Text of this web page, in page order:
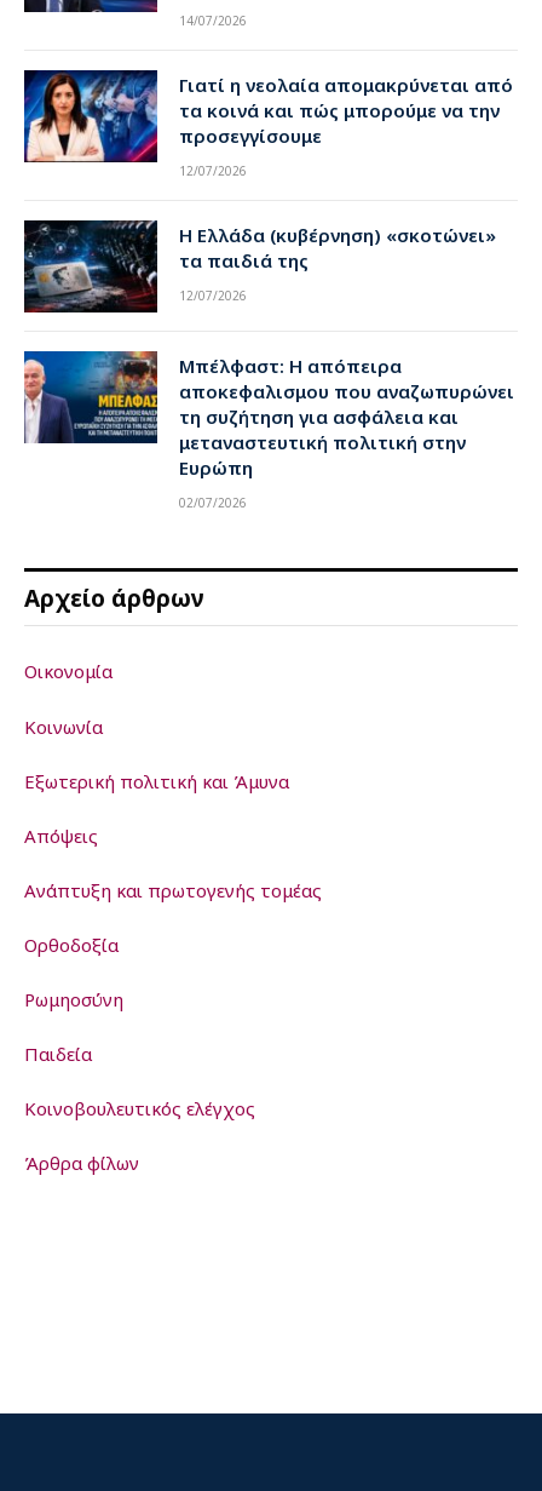
14/07/2026
Γιατί η νεολαία απομακρύνεται από
τα κοινά και πώς μπορούμε να την
προσεγγίσουμε
12/07/2026
Η Ελλάδα (κυβέρνηση) «σκοτώνει»
τα παιδιά της
12/07/2026
Μπέλφαστ: Η απόπειρα
αποκεφαλισμου που αναζωπυρώνει
τη συζήτηση για ασφάλεια και
μεταναστευτική πολιτική στην
Ευρώπη
02/07/2026
Αρχείο άρθρων
Οικονομία
Κοινωνία
Εξωτερική πολιτική και Άμυνα
Απόψεις
Ανάπτυξη και πρωτογενής τομέας
Ορθοδοξία
Ρωμηοσύνη
Παιδεία
Kοινοβουλευτικός ελέγχος
Άρθρα φίλων